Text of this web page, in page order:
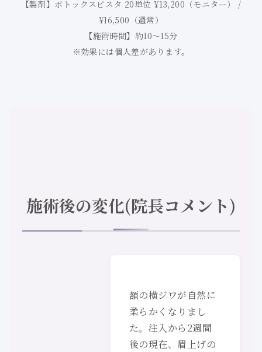
【製剤】ボトックスビスタ 20単位 ¥13,200（モニター） /
¥16,500（通常）
【施術時間】約10〜15分
※効果には個人差があります。
施術後の変化(院長コメント)
額の横ジワが自然に
柔らかくなりまし
た。注入から2週間
後の現在、眉上げの